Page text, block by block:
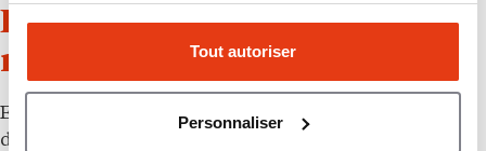
Tout autoriser
Personnaliser
Deux BTS étendus à cinq
nouveaux campus
En parallèle, l’ECM élargit l’implantation de deux
diplômes d’État de niveau bac plus deux. Le